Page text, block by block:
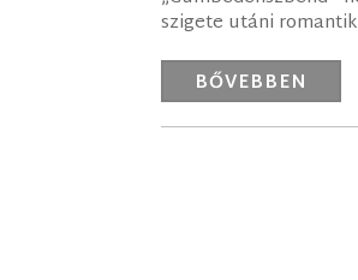
szigete utáni
BŐVEBBEN